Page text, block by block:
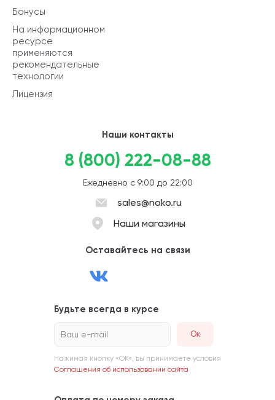
Бонусы
На информационном
ресурсе
применяются
рекомендательные
технологии
Лицензия
Наши контакты
8 (800) 222-08-88
Ежедневно с 9:00 до 22:00
sales@noko.ru
Наши магазины
Оставайтесь на связи
Будьте всегда в курсе
Ваш e-mail
Нажимая кнопку «ОК», вы принимаете условия
Соглашения об использовании сайта